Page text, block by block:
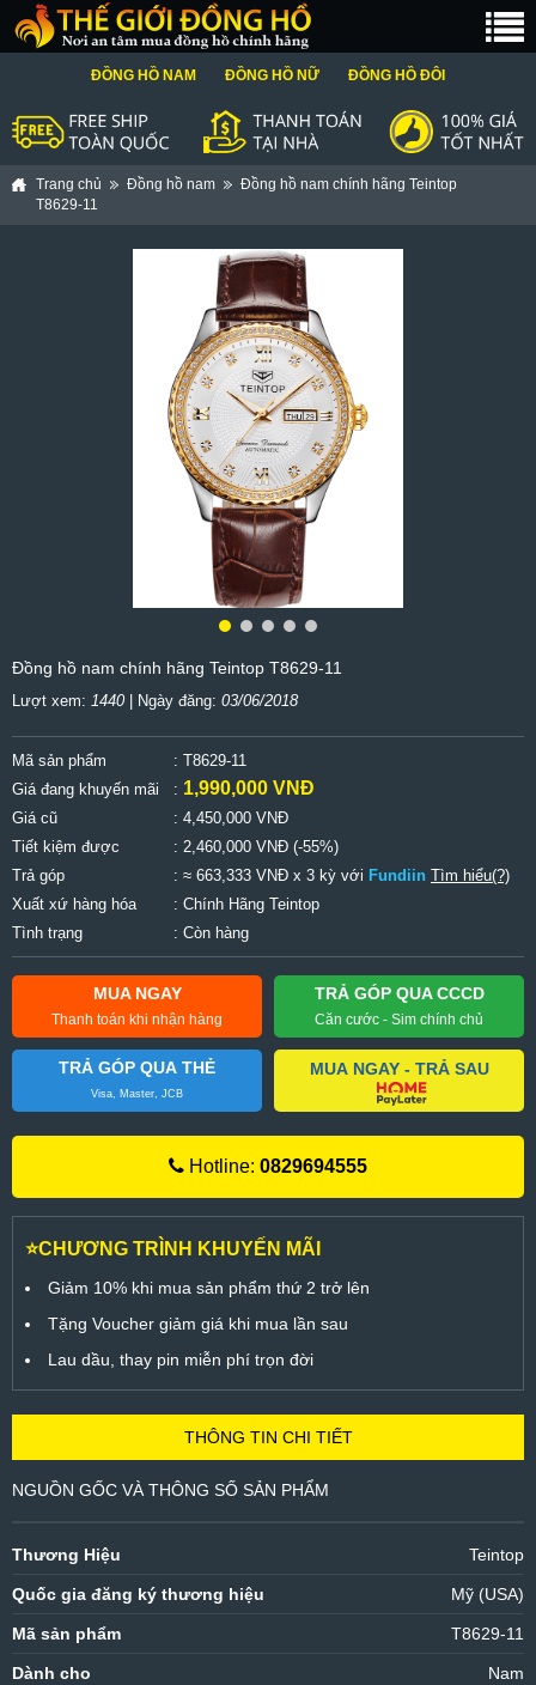
ĐỒNG HỒ NAM ĐỒNG HỒ NỮ ĐỒNG HỒ ĐÔI
Trang chủ Đồng hồ nam
Đồng hồ nam chính hãng Teintop
T8629-11
Đồng hồ nam chính hãng Teintop T8629-11
Lượt xem: 1440 | Ngày đăng: 03/06/2018
Mã sản phẩm
: T8629-11
Giá đang khuyến mãi
: 1,990,000 VNĐ
Giá cũ : 4,450,000 VNĐ
Tiết kiệm được
: 2,460,000 VNĐ (-55%)
Trả góp
: ≈ 663,333 VNĐ x 3 kỳ với Fundiin Tìm hiểu(?)
Xuất xứ hàng hóa
: Chính Hãng Teintop
Tình trạng
: Còn hàng
MUA NGAY
Thanh toán khi nhận hàng
TRẢ GÓP QUA CCCD
Căn cước - Sim chính chủ
TRẢ GÓP QUA THẺ
Visa, Master, JCB
MUA NGAY - TRẢ SAU
Hotline: 0829694555
⭐CHƯƠNG TRÌNH KHUYẾN MÃI
Giảm 10% khi mua sản phẩm thứ 2 trở lên
Tặng Voucher giảm giá khi mua lần sau
Lau dầu, thay pin miễn phí trọn đời
THÔNG TIN CHI TIẾT
NGUỒN GỐC VÀ THÔNG SỐ SẢN PHẨM
Thương Hiệu Teintop
Quốc gia đăng ký thương hiệu Mỹ (USA)
Mã sản phẩm T8629-11
Dành cho Nam